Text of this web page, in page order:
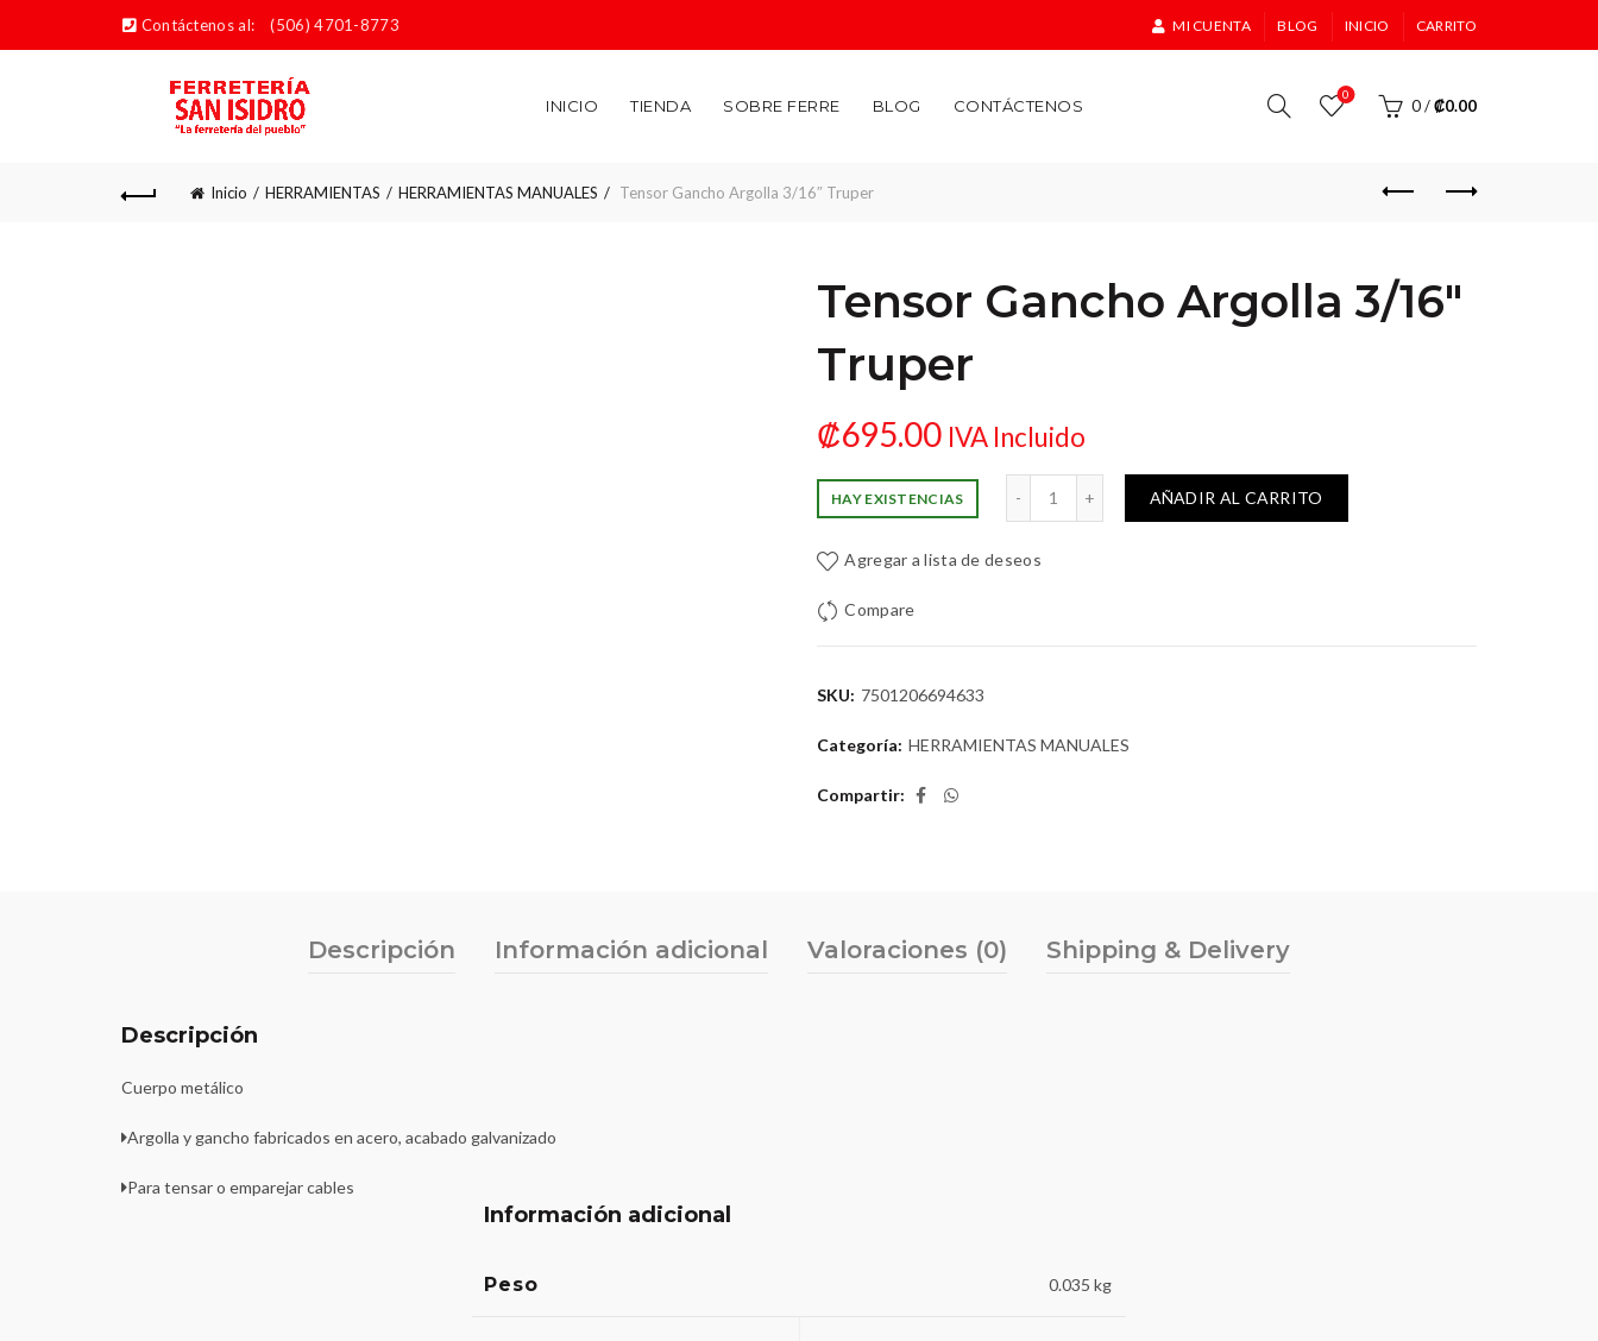
Contáctenos al: (506) 4701-8773 MI CUENTA BLOG INICIO CARRITO
INICIO TIENDA SOBRE FERRE BLOG CONTÁCTENOS
0
0/₡0.00
Inicio HERRAMIENTAS HERRAMIENTAS MANUALES Tensor Gancho Argolla 3/16″ Truper
Tensor Gancho Argolla 3/16″
Truper
₡695.00 IVA Incluido
HAY EXISTENCIAS
Tensor Gancho Argolla 3/16" Truper cantidad
AÑADIR AL CARRITO
Agregar a lista de deseos
Compare
SKU: 7501206694633
Categoría: HERRAMIENTAS MANUALES
Compartir
Descripción Información adicional Valoraciones (0) Shipping & Delivery
Descripción
Cuerpo metálico
Argolla y gancho fabricados en acero, acabado galvanizado
Para tensar o emparejar cables
Información adicional
Peso 0.035 kg